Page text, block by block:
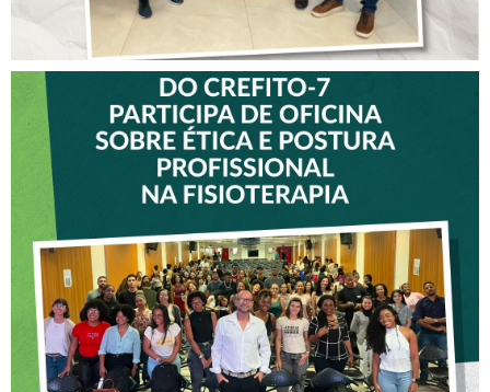
VICE-PRESIDENTE DO
CREFITO-7 PARTICIPA DE
OFICINA SOBRE ÉTICA E
POSTURA PROFISSIONAL
NA FISIOTERAPIA